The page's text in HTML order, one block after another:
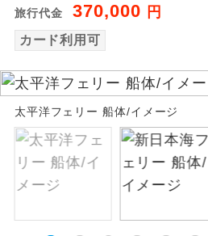
旅行代金 370,000 円
カード利用可
太平洋フェリー 船体/イメージ
務
バスガイド
新コース 初登場のコー
世界遺産
ユネスコに登
然遺産を訪ね
絶景 絶景スポット
温泉